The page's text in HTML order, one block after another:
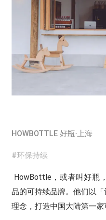
HOWBOTTLE 好瓶·上海
#环保持续
HowBottle，或者叫好瓶
品的可持续品牌。他们以
理念，打造中国大陆第一家